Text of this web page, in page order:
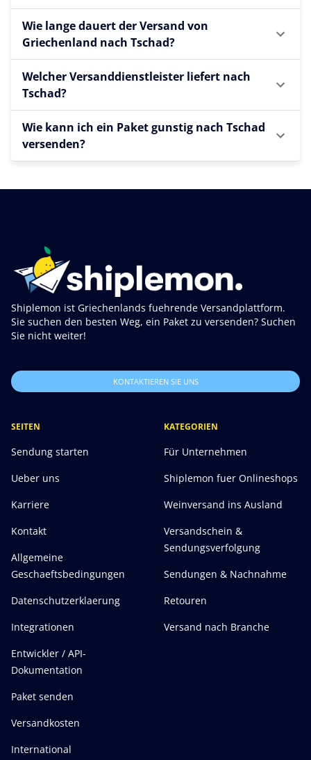
Wie lange dauert der Versand von
Griechenland nach Tschad?
Welcher Versanddienstleister liefert nach
Tschad?
Wie kann ich ein Paket gunstig nach Tschad
versenden?
Shiplemon ist Griechenlands fuehrende Versandplattform.
Sie suchen den besten Weg, ein Paket zu versenden? Suchen
Sie nicht weiter!
KONTAKTIEREN SIE UNS
SEITEN
Sendung starten
Ueber uns
Karriere
Kontakt
Allgemeine
Geschaeftsbedingungen
Datenschutzerklaerung
Integrationen
Entwickler / API-
Dokumentation
Paket senden
Versandkosten
International
KATEGORIEN
Für Unternehmen
Shiplemon fuer Onlineshops
Weinversand ins Ausland
Versandschein &
Sendungsverfolgung
Sendungen & Nachnahme
Retouren
Versand nach Branche